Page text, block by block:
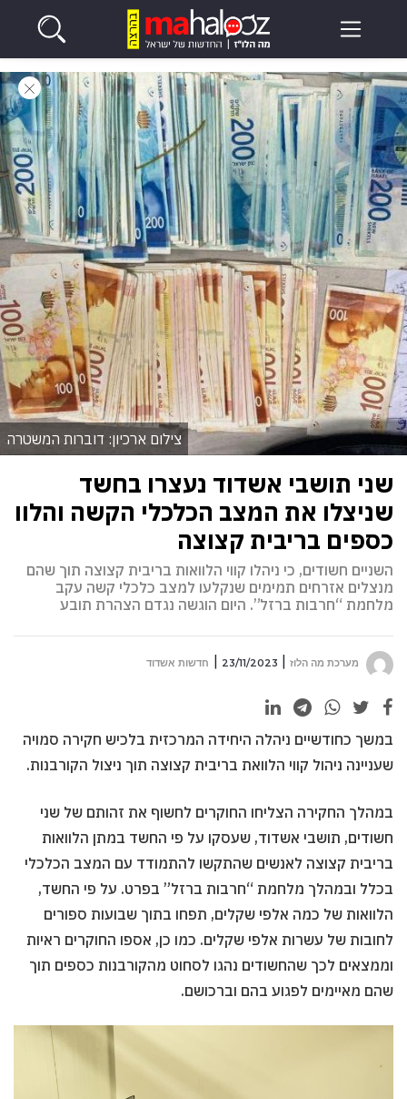
צילום ארכיון: דוברות המשטרה
שני תושבי אשדוד נעצרו בחשד
שניצלו את המצב הכלכלי הקשה והלוו
כספים בריבית קצוצה
השניים חשודים, כי ניהלו קווי הלוואות בריבית קצוצה תוך שהם
מנצלים אזרחים תמימים שנקלעו למצב כלכלי קשה עקב
מלחמת “חרבות ברזל”. היום הוגשה נגדם הצהרת תובע
מערכת מה הלוז 23/11/2023 חדשות אשדוד
במשך כחודשיים ניהלה היחידה המרכזית בלכיש חקירה סמויה
שעניינה ניהול קווי הלוואת בריבית קצוצה תוך ניצול הקורבנות.
במהלך החקירה הצליחו החוקרים לחשוף את זהותם של שני
חשודים, תושבי אשדוד, שעסקו על פי החשד במתן הלוואות
בריבית קצוצה לאנשים שהתקשו להתמודד עם המצב הכלכלי
בכלל ובמהלך מלחמת “חרבות ברזל” בפרט. על פי החשד,
הלוואות של כמה אלפי שקלים, תפחו בתוך שבועות ספורים
לחובות של עשרות אלפי שקלים. כמו כן, אספו החוקרים ראיות
וממצאים לכך שהחשודים נהגו לסחוט מהקורבנות כספים תוך
שהם מאיימים לפגוע בהם וברכושם.